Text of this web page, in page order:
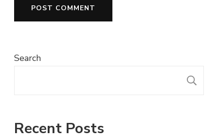
Search
Recent Posts